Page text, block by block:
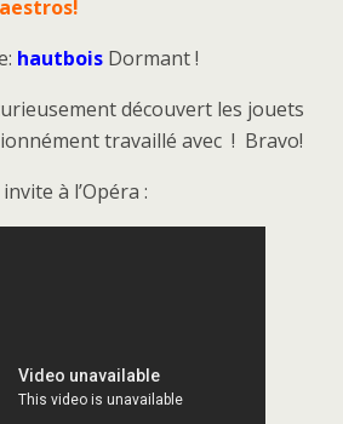
hautbois Dormant !
découvert les jouets
travaillé avec ! Bravo!
à l’Opéra :